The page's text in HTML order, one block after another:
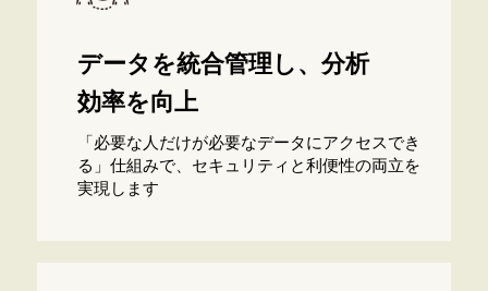
データを統合管理し、分析
効率を向上
「必要な人だけが必要なデータにアクセスでき
る」仕組みで、セキュリティと利便性の両立を
実現します